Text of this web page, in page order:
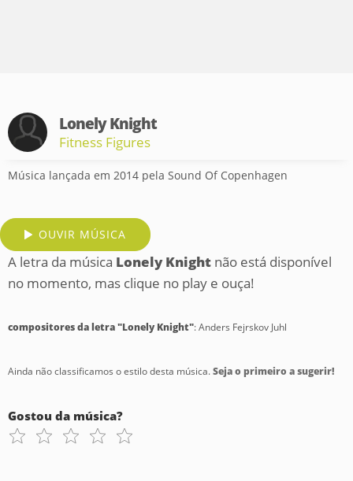
Lonely Knight
Fitness Figures
Música lançada em 2014 pela Sound Of Copenhagen
OUVIR MÚSICA
A letra da música Lonely Knight não está disponível
no momento, mas clique no play e ouça!
compositores da letra "Lonely Knight": Anders Fejrskov Juhl
Ainda não classificamos o estilo desta música.Seja o primeiro a sugerir!
Gostou da música?